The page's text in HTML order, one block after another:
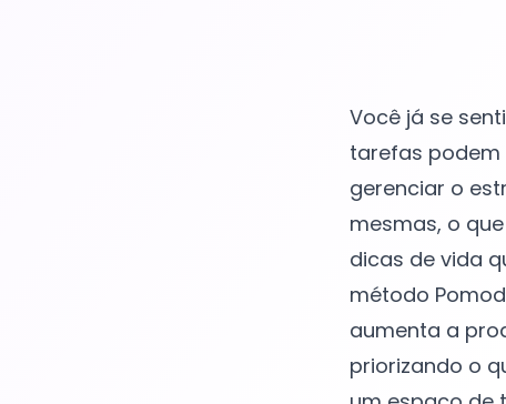
Você já se
tarefas podem
gerenciar o
mesmas, o
dicas de vida
método
aumenta a
priorizando o